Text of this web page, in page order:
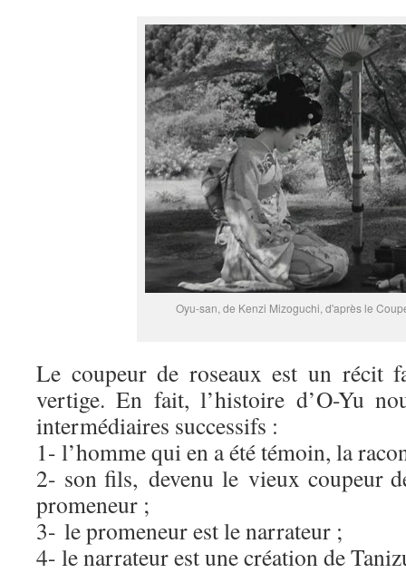
Oyu-san, de Kenzi Mizoguchi, d'après le
Le coupeur de roseaux est un récit
vertige. En fait, l’histoire d’O-Yu
intermédiaires successifs :
1- l’homme qui en a été témoin, la
2- son fils, devenu le vieux coupeur
promeneur ;
3- le promeneur est le narrateur ;
4- le narrateur est une création de